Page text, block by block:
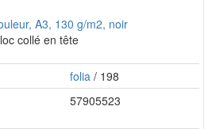
A3, 130 g/m2, noir
collé en tête
folia / 198
57905523